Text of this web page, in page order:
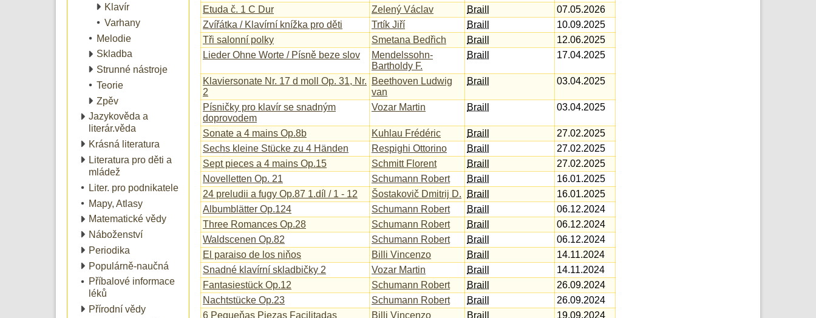
Klavír
Varhany
Melodie
Skladba
Strunné nástroje
Teorie
Zpěv
Jazykověda a
literár.věda
Krásná literatura
Literatura pro děti a
mládež
Liter. pro podnikatele
Mapy, Atlasy
Matematické vědy
Náboženství
Periodika
Populárně-naučná
Příbalové informace
léků
Přírodní vědy
Etuda č. 1 C Dur Zelený Václav Braill
07.05.2026
Zvířátka / Klavírní knížka pro děti
Trtík Jiří Braill
10.09.2025
Tři salonní polky
Smetana Bedřich Braill
12.06.2025
Lieder Ohne Worte / Písně beze slov
Mendelssohn-
Bartholdy F.
Braill 17.04.2025
Klaviersonate Nr. 17 d moll Op. 31, Nr.
2
Beethoven Ludwig
van
Braill 03.04.2025
Písničky pro klavír se snadným
doprovodem
Vozar Martin Braill 03.04.2025
Sonate a 4 mains Op.8b Kuhlau Frédéric Braill
27.02.2025
Sechs kleine Stücke zu 4 Händen
Respighi Ottorino Braill
27.02.2025
Sept pieces a 4 mains Op.15
Schmitt Florent Braill
27.02.2025
Novelletten Op. 21
Schumann Robert Braill
16.01.2025
24 preludii a fugy Op.87 1.díl / 1 - 12
Šostakovič Dmitrij D. Braill
16.01.2025
Albumblätter Op.124
Schumann Robert Braill
06.12.2024
Three Romances Op.28
Schumann Robert Braill
06.12.2024
Waldscenen Op.82
Schumann Robert Braill
06.12.2024
El paraiso de los niňos
Billi Vincenzo Braill
14.11.2024
Snadné klavírní skladbičky 2
Vozar Martin Braill
14.11.2024
Fantasiestück Op.12
Schumann Robert Braill
26.09.2024
Nachtstücke Op.23
Schumann Robert Braill
26.09.2024
6 Pequeňas Piezas Facilitadas
Billi Vincenzo Braill
19.09.2024